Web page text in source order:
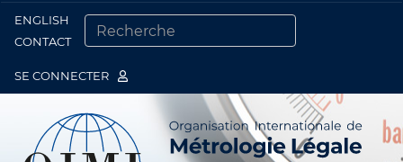
ENGLISH
CONTACT
SE CONNECTER